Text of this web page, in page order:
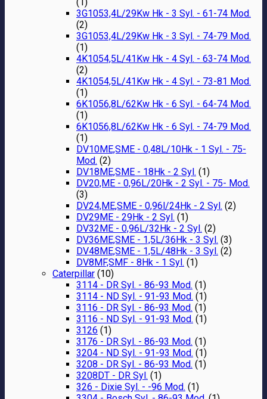
3G1053,4L/29Kw Hk - 3 Syl. - 61-74 Mod.
(2)
3G1053,4L/29Kw Hk - 3 Syl. - 74-79 Mod.
(1)
4K1054,5L/41Kw Hk - 4 Syl. - 63-74 Mod.
(2)
4K1054,5L/41Kw Hk - 4 Syl. - 73-81 Mod.
(1)
6K1056,8L/62Kw Hk - 6 Syl. - 64-74 Mod.
(1)
6K1056,8L/62Kw Hk - 6 Syl. - 74-79 Mod.
(1)
DV10ME,SME - 0,48L/10Hk - 1 Syl. - 75-
Mod. (2)
DV18ME,SME - 18Hk - 2 Syl. (1)
DV20,ME - 0,96L/20Hk - 2 Syl. - 75- Mod.
(3)
DV24,ME,SME - 0,96l/24Hk - 2 Syl. (2)
DV29ME - 29Hk - 2 Syl. (1)
DV32ME - 0,96L/32Hk - 2 Syl. (2)
DV36ME,SME - 1,5L/36Hk - 3 Syl. (3)
DV48ME,SME - 1,5L/48Hk - 3 Syl. (2)
DV8MF,SMF - 8Hk - 1 Syl. (1)
Caterpillar (10)
3114 - DR Syl. - 86-93 Mod. (1)
3114 - ND Syl. - 91-93 Mod. (1)
3116 - DR Syl. - 86-93 Mod. (1)
3116 - ND Syl. - 91-93 Mod. (1)
3126 (1)
3176 - DR Syl. - 86-93 Mod. (1)
3204 - ND Syl. - 91-93 Mod. (1)
3208 - DR Syl. - 86-93 Mod. (1)
3208DT - DR Syl. (1)
326 - Dixie Syl. - -96 Mod. (1)